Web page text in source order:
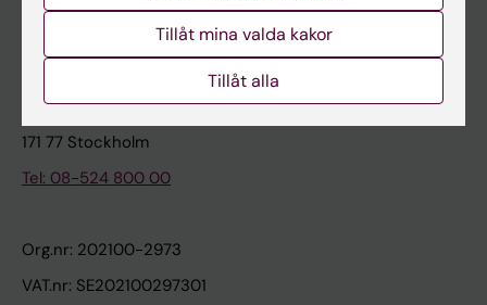
Karolinska Institutet Innovation
Kontakta presstjänsten
Karolinska Institutet
171 77 Stockholm
Tel: 08-524 800 00
Org.nr: 202100-2973
VAT.nr: SE202100297301
Tillåt mina valda kakor
Tillåt alla